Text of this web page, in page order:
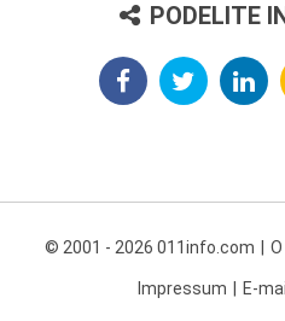
PODELITE
© 2001 - 2026 011info.com
Impressum E-mail